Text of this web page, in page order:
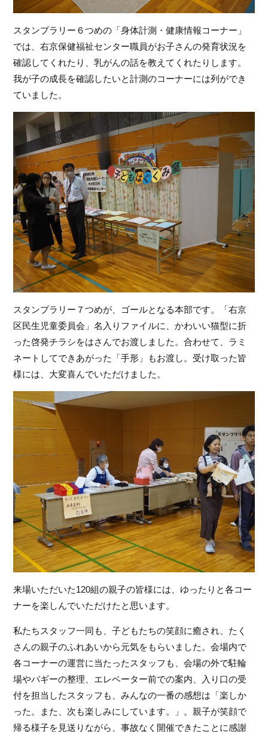
スタンプラリー６つめの「身体計測・健康情報コーナー」
では、右京保健福祉センター職員がお子さんの発育状況を
確認してくれたり、乳がんの話を教えてくれたりします。
我が子の成長を確認したいと計測のコーナーには列ができ
ていました。
スタンプラリー７つめが、ゴールとなる本部です。「右京
区民生児童委員会」名入りファイルに、かわいい猫型に折
った啓発チラシをはさんでお渡しました。合わせて、ラミ
ネートしてできあがった「手形」もお渡し。受け取った皆
様には、大変喜んでいただけました。
来場いただいた120組の親子の皆様には、ゆったりと各コー
ナーを楽しんでいただけたと思います。
私たちスタッフ一同も、子どもたちの笑顔に癒され、たく
さんの親子のふれあいから元気をもらいました。会場内で
各コーナーの運営に当たったスタッフも、会場の外で駐輪
場やバギーの整理、エレベーター前での案内、入り口の受
付を担当したスタッフも、みんなの一番の感想は「楽しか
った。また、次も楽しみにしています。」。親子が笑顔で
帰る様子を見送りながら、事故なく開催できたことに感謝